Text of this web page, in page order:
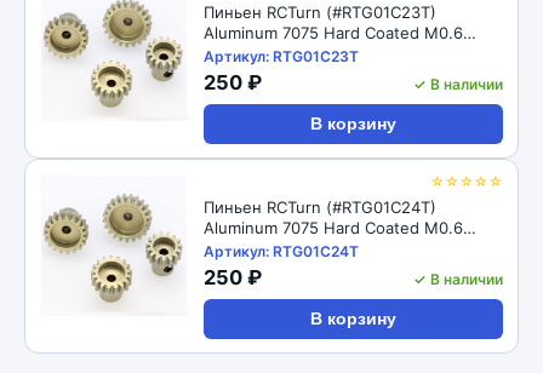
Пиньен RCTurn (#RTG01C23T)
Aluminum 7075 Hard Coated M0.6
Motor Pinions Gear - Ti Gold
Артикул: RTG01C23T
250 ₽ ✓ В наличии
В корзину
☆☆☆☆☆
Пиньен RCTurn (#RTG01C24T)
Aluminum 7075 Hard Coated M0.6
Motor Pinions Gear - Ti Gold
Артикул: RTG01C24T
250 ₽ ✓ В наличии
В корзину